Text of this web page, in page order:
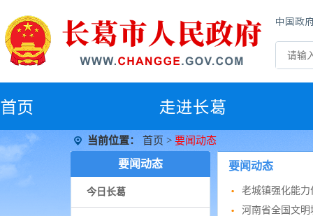
中国政
首页 走进长葛
当前位置： 首页 > 要闻动态
要闻动态
今日长葛
要闻动态
老城镇强化能
河南省全国文